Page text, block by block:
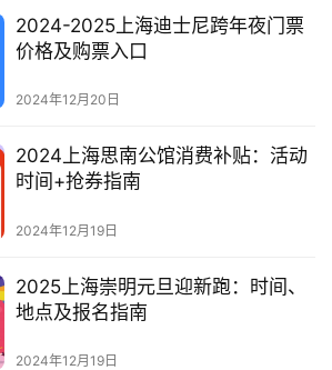
2024-2025上海迪士尼跨年夜门票
价格及购票入口
2024年12月20日
2024上海思南公馆消费补贴：活动
时间+抢券指南
2024年12月19日
2025上海崇明元旦迎新跑：时间、
地点及报名指南
2024年12月19日